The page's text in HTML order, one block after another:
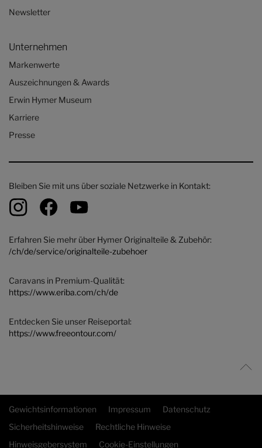
Newsletter
Unternehmen
Markenwerte
Auszeichnungen & Awards
Erwin Hymer Museum
Karriere
Presse
Bleiben Sie mit uns über soziale Netzwerke in Kontakt:
Erfahren Sie mehr über Hymer Originalteile & Zubehör:
/ch/de/service/originalteile-zubehoer
Caravans in Premium-Qualität:
https://www.eriba.com/ch/de
Entdecken Sie unser Reiseportal:
https://www.freeontour.com/
Gewichtsinformationen Impressum
Datenschutz
Sicherheitshinweise
Rechtliche Hinweise
Hinweisgebersystem
Cookie-Einstellungen